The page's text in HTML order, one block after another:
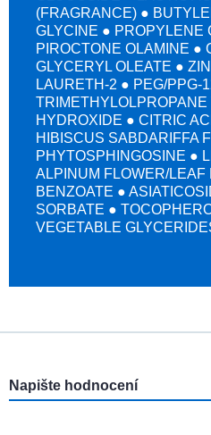
(FRAGRANCE) ●
GLYCINE ● PROPYLENE
PIROCTONE OLAMINE ●
GLYCERYL OLEATE ●
LAURETH-2 ● PEG/PPG-
HYDROXIDE ● CITRIC
HIBISCUS SABDARIFFA
PHYTOSPHINGOSINE ●
ALPINUM FLOWER/LEAF
BENZOATE ●
SORBATE ●
VEGETABLE
Napište hodnocení